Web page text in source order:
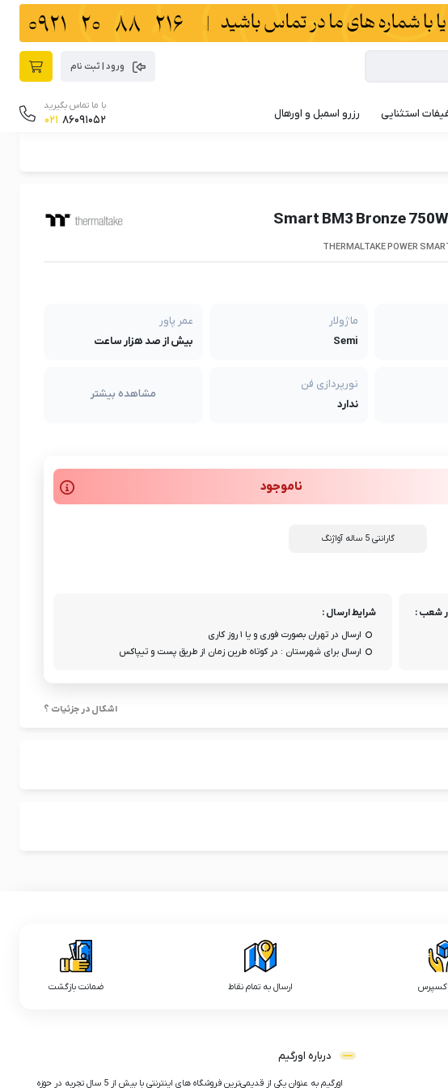
ورود | ثبت نام
استثنایی رزرو اسمبل و اورهال
با ما تماس بگیرید
021 86091052
THERMALTAKE POWER
ماژولار
Semi
عمر پاور
بیش از صد هزار ساعت
نورپردازی فن
ندارد
مشاهده بیشتر
ناموجود
گارانتی 5 ساله آواژنگ
شعب : شرایط ارسال :
ارسال در تهران بصورت فوری و یا ۱ روز کاری
ارسال برای شهرستان : در کوتاه طرین زمان از طریق پست و تیپاکس
اشکال در جزئیات ؟
ارسال به تمام نقاط ضمانت بازگشت
درباره اورگیم
اورگیم به عنوان یکی از قدیمی‌ترین فروشگاه های اینترنتی با بیش از 5 سال تجربه در حوزه